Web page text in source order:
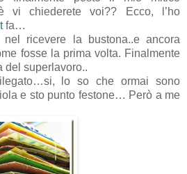
vi chiederete voi?? Ecco, l’ho
fa…
ricevere la bustona..e ancora
fosse la prima volta. Finalmente
del superlavoro..
lo so che ormai sono
e sto punto festone… Però a me